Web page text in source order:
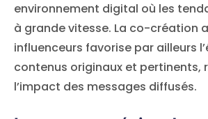
environnement digital où les
à grande vitesse. La co-création
influenceurs favorise par ailleurs
contenus originaux et pertinents,
l’impact des messages diffusés.